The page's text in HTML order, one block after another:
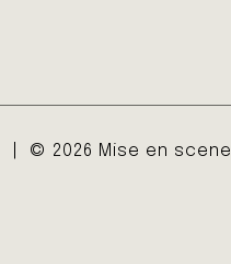
© 2026 Mise en scene